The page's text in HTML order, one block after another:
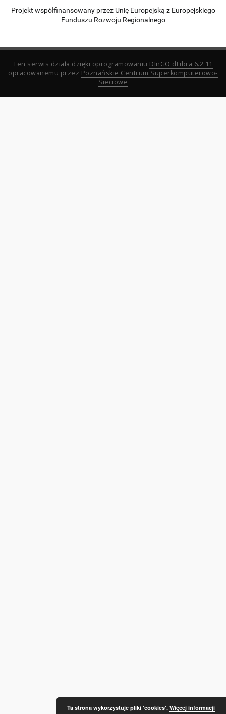
Projekt współfinansowany przez Unię Europejską z Europejskiego
Funduszu Rozwoju Regionalnego
Ten serwis działa dzięki oprogramowaniu DInGO dLibra 6.2.11
opracowanemu przez Poznańskie Centrum Superkomputerowo-
Sieciowe
Ta strona wykorzystuje pliki 'cookies'. Więcej informacji